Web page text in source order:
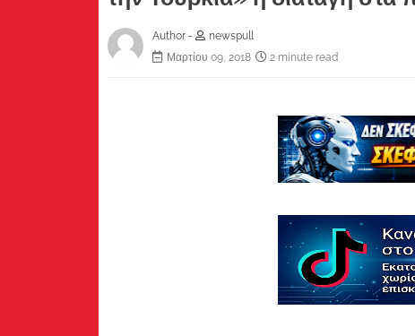
Author -
newspull
Μαρτίου 09, 2018
2 minute read